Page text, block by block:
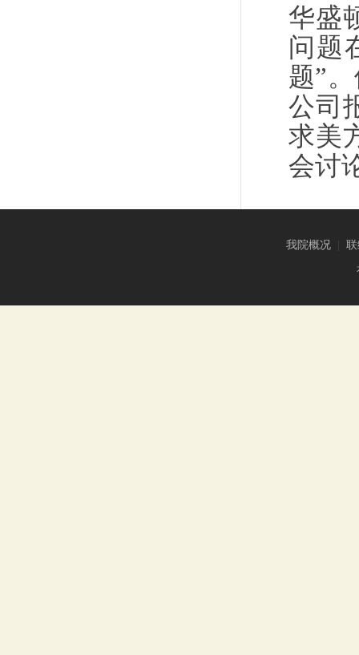
华盛
问题
题”
公司
求美
会讨
我院概况